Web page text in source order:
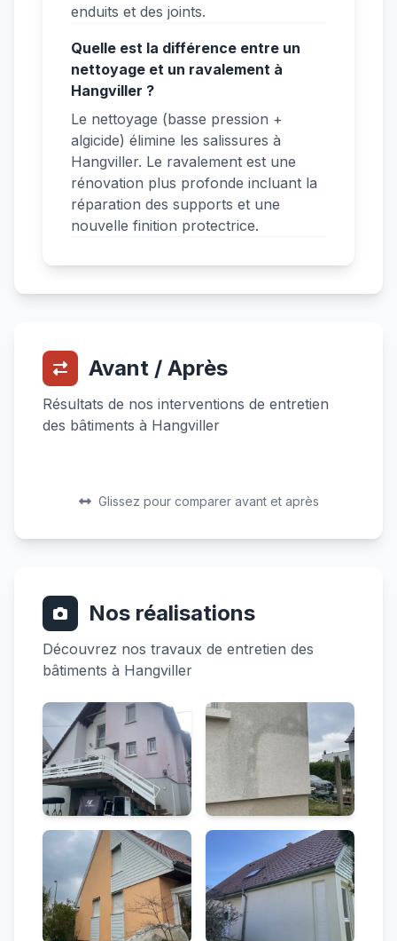
enduits et des joints.
Quelle est la différence entre un
nettoyage et un ravalement à
Hangviller ?
Le nettoyage (basse pression +
algicide) élimine les salissures à
Hangviller. Le ravalement est une
rénovation plus profonde incluant la
réparation des supports et une
nouvelle finition protectrice.
Avant / Après
Résultats de nos interventions de entretien
des bâtiments à Hangviller
Avant
Après
Glissez pour comparer avant et après
Nos réalisations
Découvrez nos travaux de entretien des
bâtiments à Hangviller